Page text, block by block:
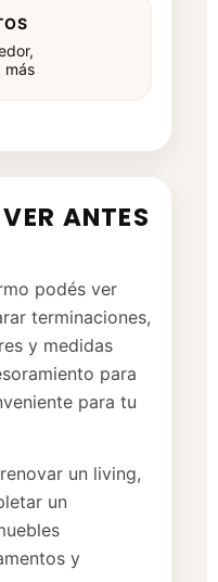
más
ANTES
podés ver
terminaciones,
y medidas
para
para tu
un living,
un
y